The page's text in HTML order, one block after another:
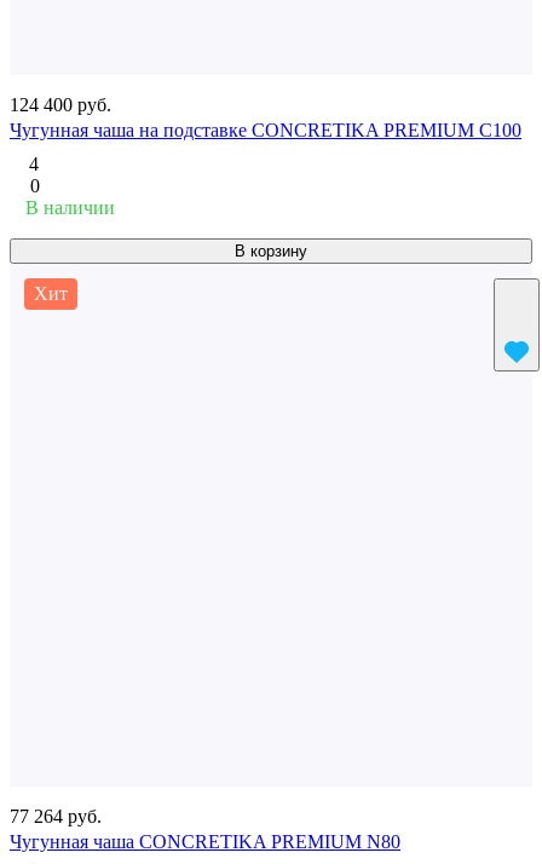
124 400 руб.
Чугунная чаша на подставке CONCRETIKA PREMIUM С100
4
0
В наличии
В корзину
Хит
77 264 руб.
Чугунная чаша CONCRETIKA PREMIUM N80